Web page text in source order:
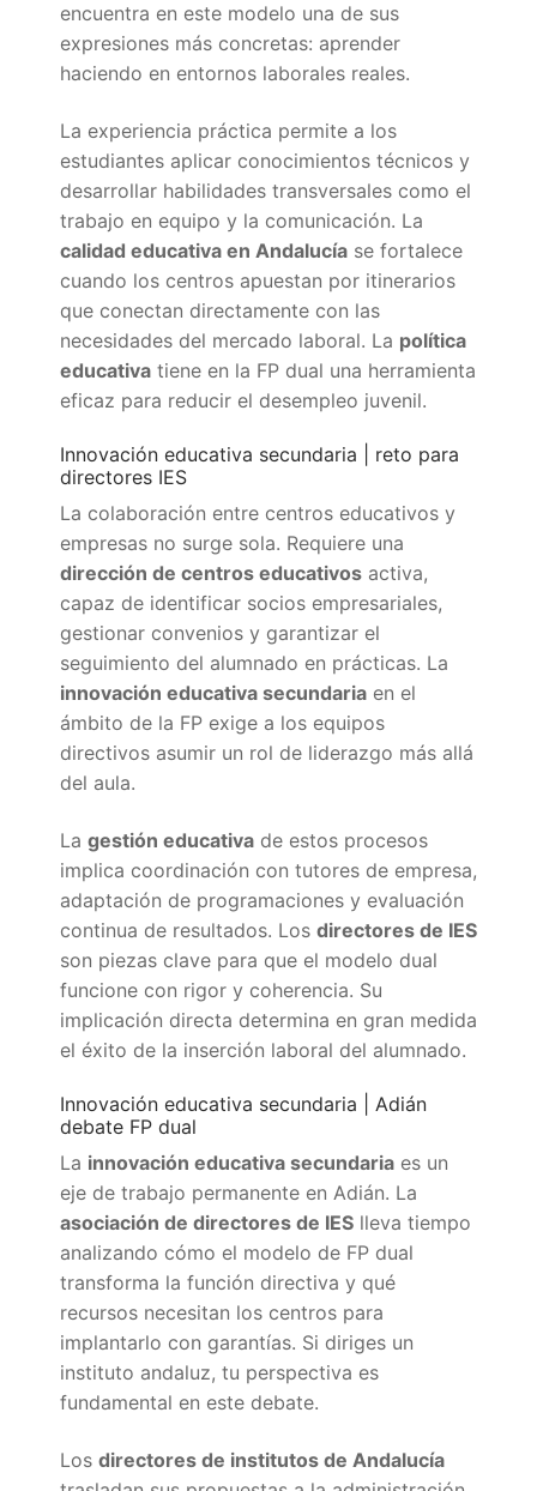
encuentra en este modelo una de sus
expresiones más concretas: aprender
haciendo en entornos laborales reales.
La experiencia práctica permite a los
estudiantes aplicar conocimientos técnicos y
desarrollar habilidades transversales como el
trabajo en equipo y la comunicación. La
calidad educativa en Andalucía se fortalece
cuando los centros apuestan por itinerarios
que conectan directamente con las
necesidades del mercado laboral. La política
educativa tiene en la FP dual una herramienta
eficaz para reducir el desempleo juvenil.
Innovación educativa secundaria | reto para
directores IES
La colaboración entre centros educativos y
empresas no surge sola. Requiere una
dirección de centros educativos activa,
capaz de identificar socios empresariales,
gestionar convenios y garantizar el
seguimiento del alumnado en prácticas. La
innovación educativa secundaria en el
ámbito de la FP exige a los equipos
directivos asumir un rol de liderazgo más allá
del aula.
La gestión educativa de estos procesos
implica coordinación con tutores de empresa,
adaptación de programaciones y evaluación
continua de resultados. Los directores de IES
son piezas clave para que el modelo dual
funcione con rigor y coherencia. Su
implicación directa determina en gran medida
el éxito de la inserción laboral del alumnado.
Innovación educativa secundaria | Adián
debate FP dual
La innovación educativa secundaria es un
eje de trabajo permanente en Adián. La
asociación de directores de IES lleva tiempo
analizando cómo el modelo de FP dual
transforma la función directiva y qué
recursos necesitan los centros para
implantarlo con garantías. Si diriges un
instituto andaluz, tu perspectiva es
fundamental en este debate.
Los directores de institutos de Andalucía